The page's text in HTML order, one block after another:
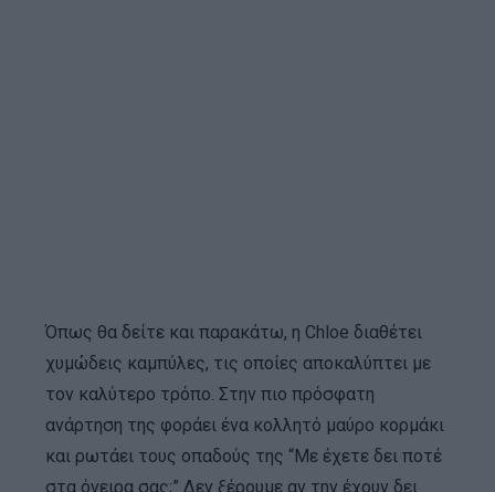
Όπως θα δείτε και παρακάτω, η Chloe διαθέτει
χυμώδεις καμπύλες, τις οποίες αποκαλύπτει με
τον καλύτερο τρόπο. Στην πιο πρόσφατη
ανάρτηση της φοράει ένα κολλητό μαύρο κορμάκι
και ρωτάει τους οπαδούς της “Με έχετε δει ποτέ
στα όνειρα σας;” Δεν ξέρουμε αν την έχουν δει